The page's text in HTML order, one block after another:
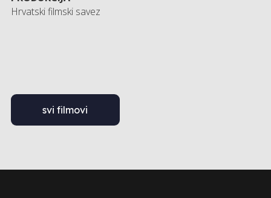
Hrvatski filmski savez
svi filmovi